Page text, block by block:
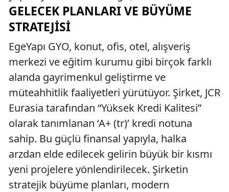
GELECEK PLANLARI VE BÜYÜME
STRATEJISI
EgeYapı GYO, konut, ofis, otel, alışveriş
merkezi ve eğitim kurumu gibi birçok farklı
alanda gayrimenkul geliştirme ve
müteahhitlik faaliyetleri yürütüyor. Şirket, JCR
Eurasia tarafından “Yüksek Kredi Kalitesi”
olarak tanımlanan ‘A+ (tr)’ kredi notuna
sahip. Bu güçlü finansal yapıyla, halka
arzdan elde edilecek gelirin büyük bir kısmı
yeni projelere yönlendirilecek. Şirketin
stratejik büyüme planları, modern